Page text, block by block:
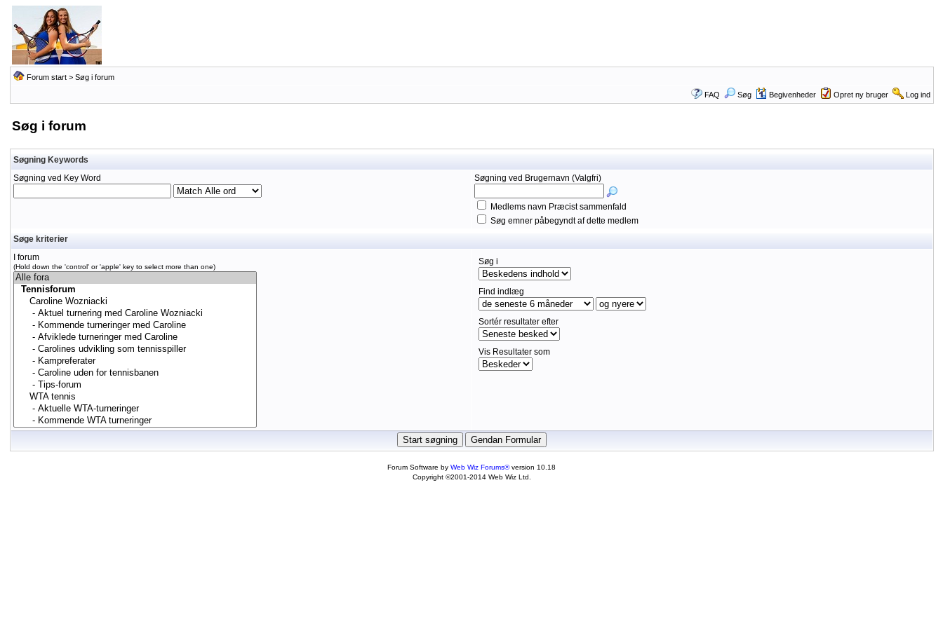
Forum start> Søg i forum
FAQ Søg Begivenheder Opret ny bruger Log ind
Søg i forum
Søgning Keywords
Søgning ved Key Word
Søgning ved Brugernavn (Valgfri)
Medlems navn Præcist sammenfald
Søg emner påbegyndt af dette medlem
Søge kriterier
I forum
(Hold down the 'control' or 'apple' key to select more than one)
Søg i
Find indlæg
Sortér resultater efter
Vis Resultater som
Forum Software by Web Wiz Forums®version 10.18
Copyright ©2001-2014 Web Wiz Ltd.